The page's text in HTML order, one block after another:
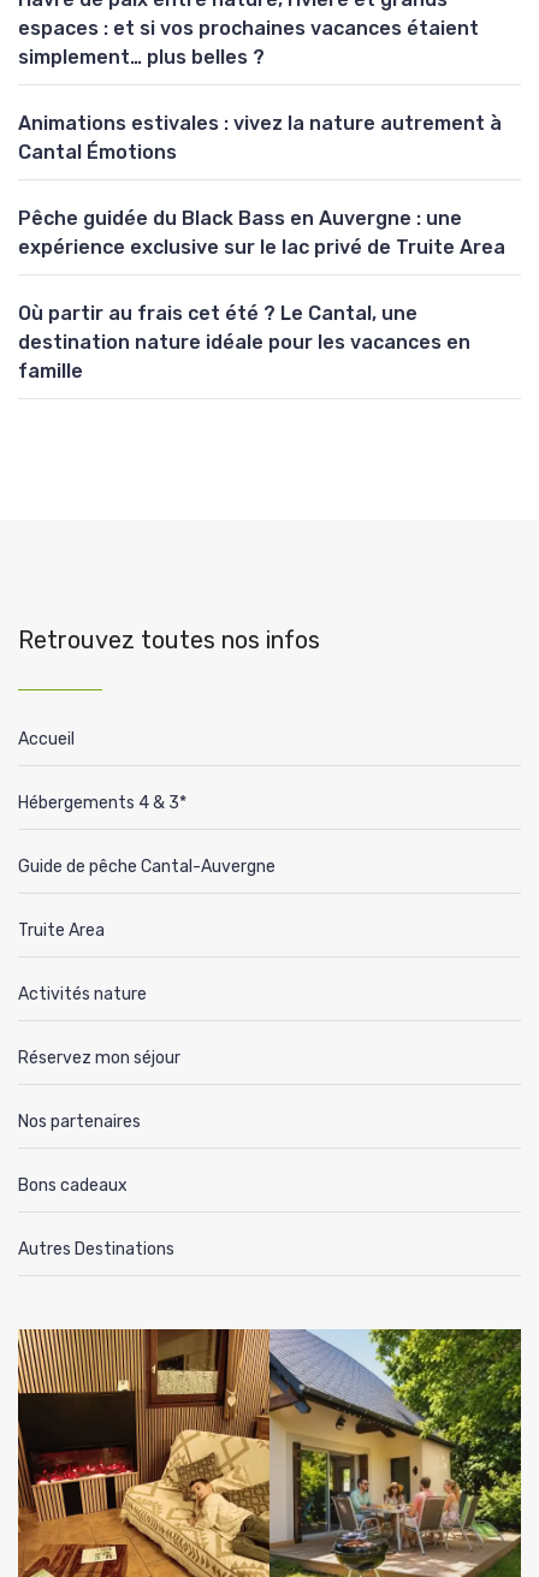
espaces : et si vos prochaines vacances étaient
simplement… plus belles ?
Animations estivales : vivez la nature autrement à
Cantal Émotions
Pêche guidée du Black Bass en Auvergne : une
expérience exclusive sur le lac privé de Truite Area
Où partir au frais cet été ? Le Cantal, une
destination nature idéale pour les vacances en
famille
Retrouvez toutes nos infos
Accueil
Hébergements 4 & 3*
Guide de pêche Cantal-Auvergne
Truite Area
Activités nature
Réservez mon séjour
Nos partenaires
Bons cadeaux
Autres Destinations